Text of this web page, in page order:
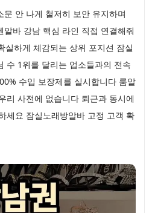
안 나게 철저히 보안 유지하며
바 강남 핵심 라인 직접 연결해줘
실하게 체감되는 상위 포지션 잠실
수 1위를 달리는 업소들과의 전속
수입 보장제를 실시합니다 룸알
리 사전에 없습니다 퇴근과 동시에
세요 잠실노래방알바 고정 고객 확